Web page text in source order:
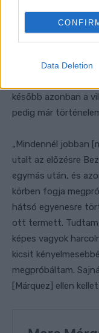
Data Deletion
A futam egy
sprintgyőzelmeket
később azonban a
pedig már
„Mindennél jobban
utalt az előzésre
egymás után, és
körben fogja
hátsó egyenesre
ott termett.
képes vagyok
kicsit
megpróbáltam.
[Márquez] ellen